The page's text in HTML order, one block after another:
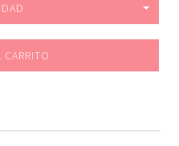
CARRITO